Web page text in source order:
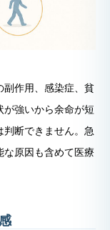
作用、感染症、貧
が強いから余命が短
断できません。急
な原因も含めて医療